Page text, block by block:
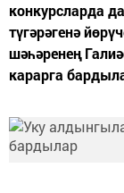
конкурсларда
түгәрәгенә
шәһәренең
карарга